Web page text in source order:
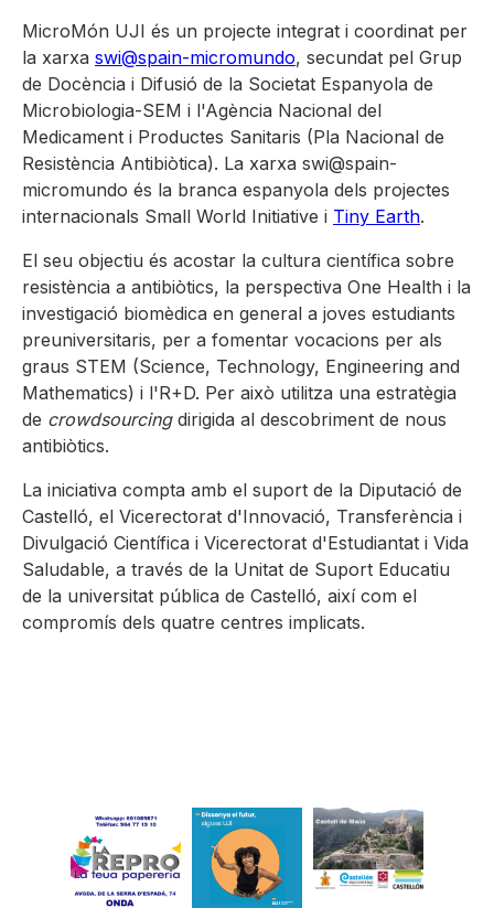
MicroMón UJI és un projecte integrat i coordinat per
la xarxa swi@spain-micromundo, secundat pel Grup
de Docència i Difusió de la Societat Espanyola de
Microbiologia-SEM i l'Agència Nacional del
Medicament i Productes Sanitaris (Pla Nacional de
Resistència Antibiòtica). La xarxa swi@spain-
micromundo és la branca espanyola dels projectes
internacionals Small World Initiative i Tiny Earth.
El seu objectiu és acostar la cultura científica sobre
resistència a antibiòtics, la perspectiva One Health i la
investigació biomèdica en general a joves estudiants
preuniversitaris, per a fomentar vocacions per als
graus STEM (Science, Technology, Engineering and
Mathematics) i l'R+D. Per això utilitza una estratègia
de crowdsourcing dirigida al descobriment de nous
antibiòtics.
La iniciativa compta amb el suport de la Diputació de
Castelló, el Vicerectorat d'Innovació, Transferència i
Divulgació Científica i Vicerectorat d'Estudiantat i Vida
Saludable, a través de la Unitat de Suport Educatiu
de la universitat pública de Castelló, així com el
compromís dels quatre centres implicats.